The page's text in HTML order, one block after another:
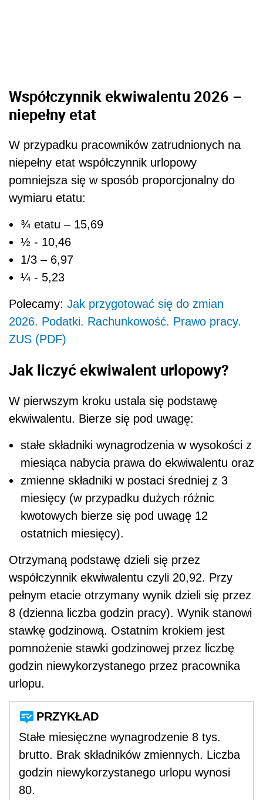
Współczynnik ekwiwalentu 2026 –
niepełny etat
W przypadku pracowników zatrudnionych na
niepełny etat współczynnik urlopowy
pomniejsza się w sposób proporcjonalny do
wymiaru etatu:
¾ etatu – 15,69
½ - 10,46
1/3 – 6,97
¼ - 5,23
Polecamy: Jak przygotować się do zmian
2026. Podatki. Rachunkowość. Prawo pracy.
ZUS (PDF)
Jak liczyć ekwiwalent urlopowy?
W pierwszym kroku ustala się podstawę
ekwiwalentu. Bierze się pod uwagę:
stałe składniki wynagrodzenia w wysokości z
miesiąca nabycia prawa do ekwiwalentu oraz
zmienne składniki w postaci średniej z 3
miesięcy (w przypadku dużych różnic
kwotowych bierze się pod uwagę 12
ostatnich miesięcy).
Otrzymaną podstawę dzieli się przez
współczynnik ekwiwalentu czyli 20,92. Przy
pełnym etacie otrzymany wynik dzieli się przez
8 (dzienna liczba godzin pracy). Wynik stanowi
stawkę godzinową. Ostatnim krokiem jest
pomnożenie stawki godzinowej przez liczbę
godzin niewykorzystanego przez pracownika
urlopu.
PRZYKŁAD
Stałe miesięczne wynagrodzenie 8 tys.
brutto. Brak składników zmiennych. Liczba
godzin niewykorzystanego urlopu wynosi
80.